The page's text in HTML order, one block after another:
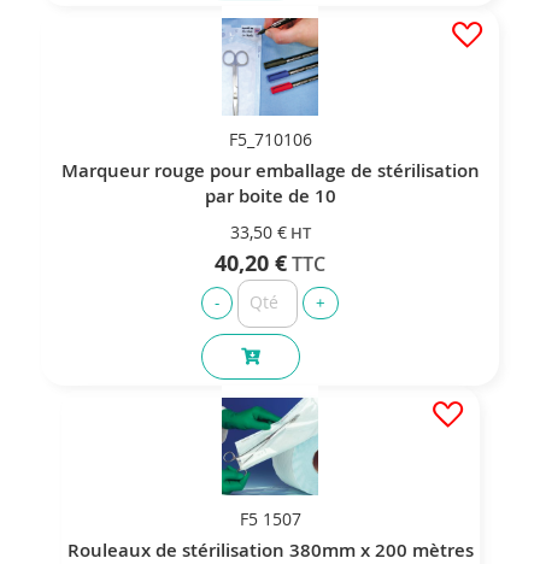
F5_710106
Marqueur rouge pour emballage de stérilisation
par boite de 10
33,50 €
40,20 €
F5 1507
Rouleaux de stérilisation 380mm x 200 mètres